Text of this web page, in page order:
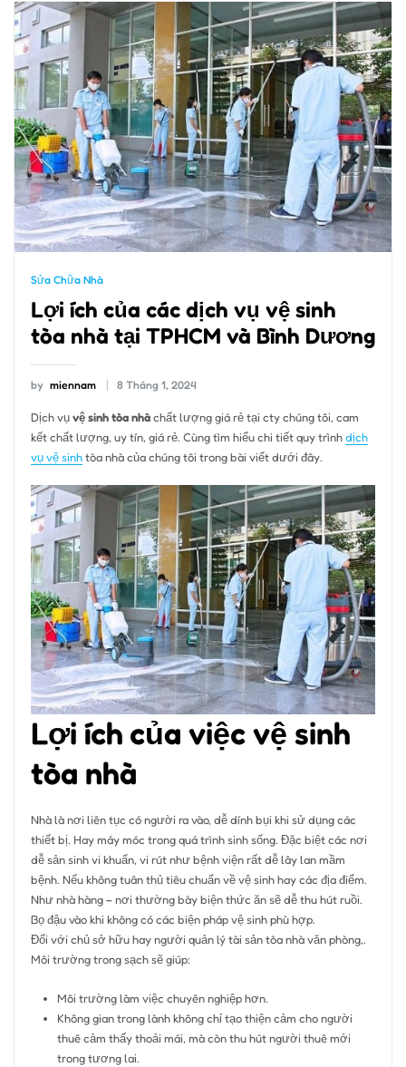
Sửa Chữa Nhà
Lợi ích của các dịch vụ vệ sinh
tòa nhà tại TPHCM và Bình Dương
by miennam 8 Tháng 1, 2024
Dịch vụvệ sinh tòa nhàchất lượng giá rẻ tại cty chúng tôi, cam
kết chất lượng, uy tín, giá rẻ. Cùng tìm hiểu chi tiết quy trìnhdịch
vụ vệ sinhtòa nhà của chúng tôi trong bài viết dưới đây.
Lợi ích của việc vệ sinh
tòa nhà
Nhà là nơi liên tục có người ra vào, dễ dính bụi khi sử dụng các
thiết bị. Hay máy móc trong quá trình sinh sống. Đặc biệt các nơi
dễ sản sinh vi khuẩn, vi rút như bệnh viện rất dễ lây lan mầm
bệnh. Nếu không tuân thủ tiêu chuẩn về vệ sinh hay các địa điểm.
Như nhà hàng – nơi thường bày biện thức ăn sẽ dễ thu hút ruồi.
Bọ đậu vào khi không có các biện pháp vệ sinh phù hợp.
Đối với chủ sở hữu hay người quản lý tài sản tòa nhà văn phòng,.
Môi trường trong sạch sẽ giúp:
Môi trường làm việc chuyên nghiệp hơn.
Không gian trong lành không chỉ tạo thiện cảm cho người
thuê cảm thấy thoải mái, mà còn thu hút người thuê mới
trong tương lai.